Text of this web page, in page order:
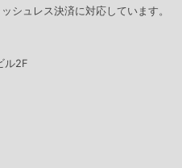
シュレス決済に対応しています。
ル2F